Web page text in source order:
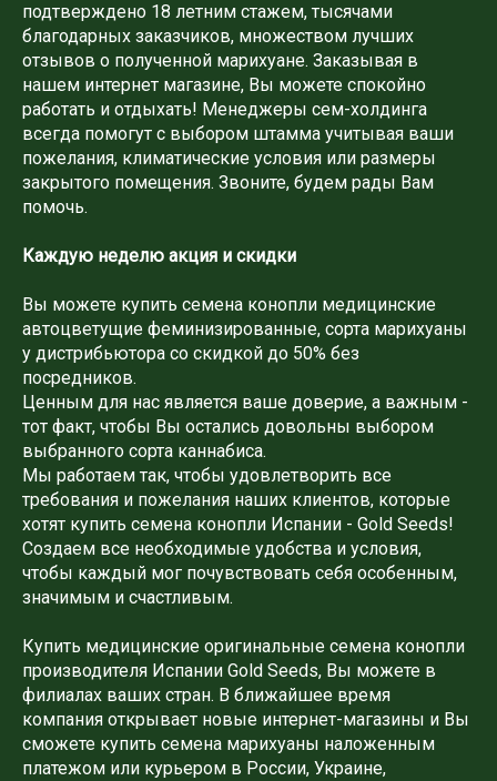
подтверждено 18 летним стажем, тысячами
благодарных заказчиков, множеством лучших
отзывов о полученной марихуане. Заказывая в
нашем интернет магазине, Вы можете спокойно
работать и отдыхать! Менеджеры сем-холдинга
всегда помогут с выбором штамма учитывая ваши
пожелания, климатические условия или размеры
закрытого помещения. Звоните, будем рады Вам
помочь.
Каждую неделю акция и скидки
Вы можете купить семена конопли медицинские
автоцветущие феминизированные, сорта марихуаны
у дистрибьютора со скидкой до 50% без
посредников.
Ценным для нас является ваше доверие, а важным -
тот факт, чтобы Вы остались довольны выбором
выбранного сорта каннабиса.
Мы работаем так, чтобы удовлетворить все
требования и пожелания наших клиентов, которые
хотят купить семена конопли Испании - Gold Seeds!
Создаем все необходимые удобства и условия,
чтобы каждый мог почувствовать себя особенным,
значимым и счастливым.
Купить медицинские оригинальные семена конопли
производителя Испании Gold Seeds, Вы можете в
филиалах ваших стран. В ближайшее время
компания открывает новые интернет-магазины и Вы
сможете купить семена марихуаны наложенным
платежом или курьером в России, Украине,